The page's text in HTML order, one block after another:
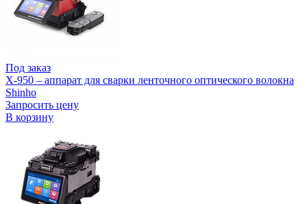
Под заказ
X-950 – аппарат для сварки ленточного оптического волокна
Shinho
Запросить цену
В корзину